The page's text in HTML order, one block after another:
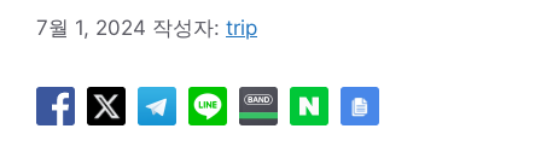
7월 1, 2024 작성자: trip